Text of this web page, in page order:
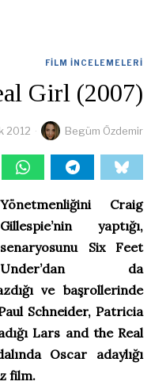
FILM İNCELEMELERI
Girl (2007)
2012 Begüm Özdemir
Yönetmenliğini Craig
Gillespie’nin yaptığı,
senaryosunu Six Feet
Under’dan da
ve başrollerinde
Schneider, Patricia
Lars and the Real
Oscar adaylığı
film.